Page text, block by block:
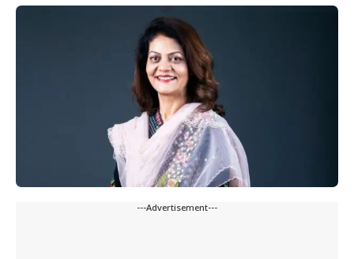
---Advertisement---